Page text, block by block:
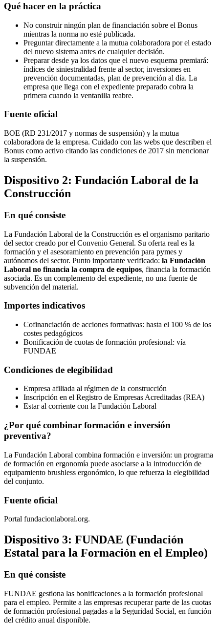
Qué hacer en la práctica
No construir ningún plan de financiación sobre el Bonus
mientras la norma no esté publicada.
Preguntar directamente a la mutua colaboradora por el estado
del nuevo sistema antes de cualquier decisión.
Preparar desde ya los datos que el nuevo esquema premiará:
índices de siniestralidad frente al sector, inversiones en
prevención documentadas, plan de prevención al día. La
empresa que llega con el expediente preparado cobra la
primera cuando la ventanilla reabre.
Fuente oficial
BOE (RD 231/2017 y normas de suspensión) y la mutua
colaboradora de la empresa. Cuidado con las webs que describen el
Bonus como activo citando las condiciones de 2017 sin mencionar
la suspensión.
Dispositivo 2: Fundación Laboral de la
Construcción
En qué consiste
La Fundación Laboral de la Construcción es el organismo paritario
del sector creado por el Convenio General. Su oferta real es la
formación y el asesoramiento en prevención para pymes y
autónomos del sector. Punto importante verificado: la Fundación
Laboral no financia la compra de equipos, financia la formación
asociada. Es un complemento del expediente, no una fuente de
subvención del material.
Importes indicativos
Cofinanciación de acciones formativas: hasta el 100 % de los
costes pedagógicos
Bonificación de cuotas de formación profesional: vía
FUNDAE
Condiciones de elegibilidad
Empresa afiliada al régimen de la construcción
Inscripción en el Registro de Empresas Acreditadas (REA)
Estar al corriente con la Fundación Laboral
¿Por qué combinar formación e inversión
preventiva?
La Fundación Laboral combina formación e inversión: un programa
de formación en ergonomía puede asociarse a la introducción de
equipamiento brushless ergonómico, lo que refuerza la elegibilidad
del conjunto.
Fuente oficial
Portal fundacionlaboral.org.
Dispositivo 3: FUNDAE (Fundación
Estatal para la Formación en el Empleo)
En qué consiste
FUNDAE gestiona las bonificaciones a la formación profesional
para el empleo. Permite a las empresas recuperar parte de las cuotas
de formación profesional pagadas a la Seguridad Social, en función
del crédito anual disponible.